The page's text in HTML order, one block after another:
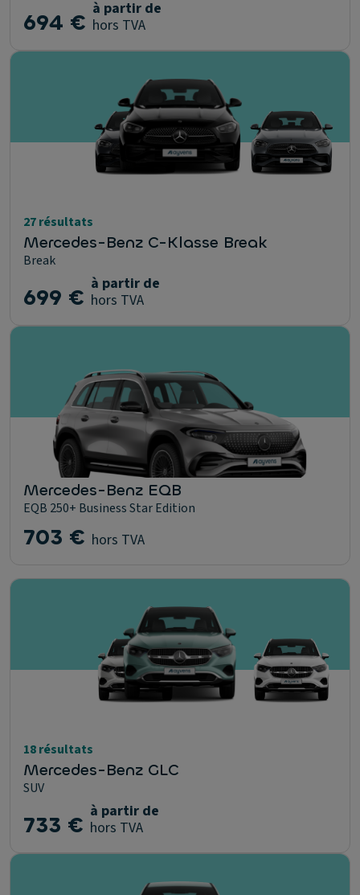
694 € à partir de
hors TVA
27 résultats
Mercedes-Benz C-Klasse Break
Break
699 € à partir de
hors TVA
Mercedes-Benz EQB
EQB 250+ Business Star Edition
703 € hors TVA
18 résultats
Mercedes-Benz GLC
SUV
733 € à partir de
hors TVA